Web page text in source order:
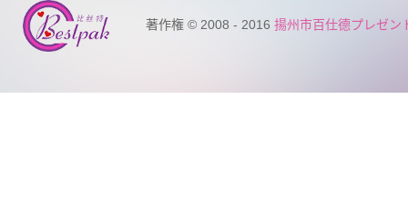
著作権 © 2008 - 2016 揚州市百仕德プレゼン